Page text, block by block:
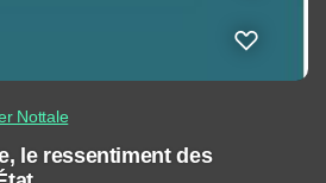
Nottale
le ressentiment des